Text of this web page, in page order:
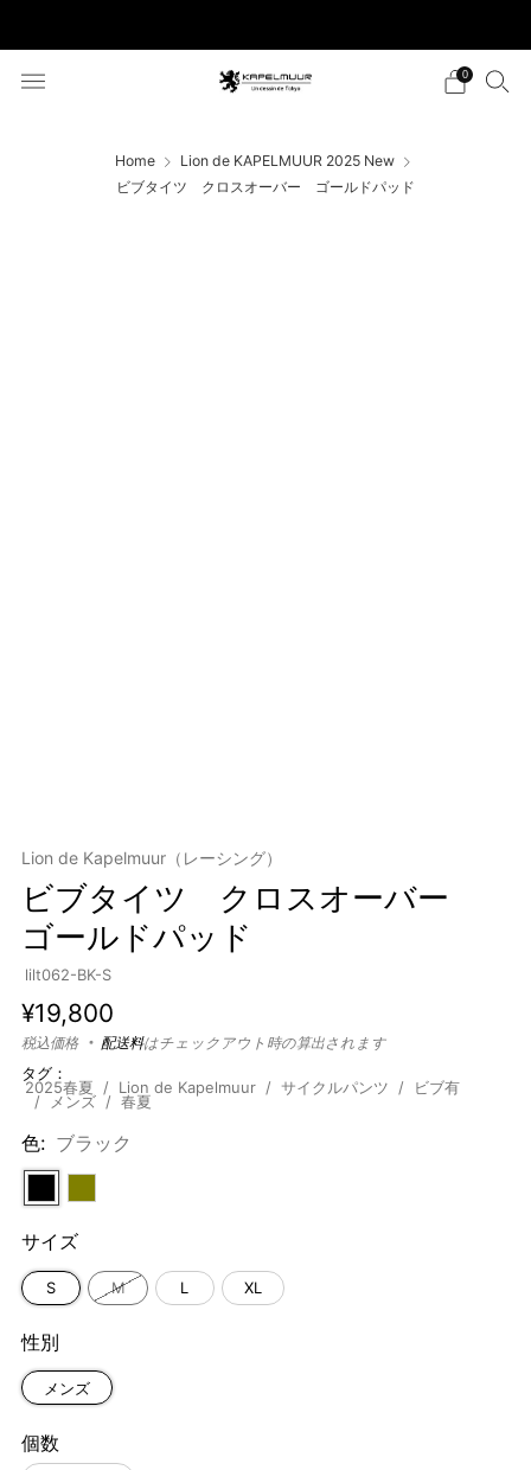
0
Home
Lion de KAPELMUUR 2025 New
ビブタイツ クロスオーバー ゴールドパッド
Lion de Kapelmuur（レーシング）
ビブタイツ クロスオーバー
ゴールドパッド
lilt062-BK-S
通
常
価
格
¥19,800
税込価格 配送料はチェックアウト時の算出されます
タグ：
2025春夏 Lion de Kapelmuur サイクルパンツ ビブ有
メンズ 春夏
色: ブラック
サイズ
S M L XL
性別
メンズ
個数